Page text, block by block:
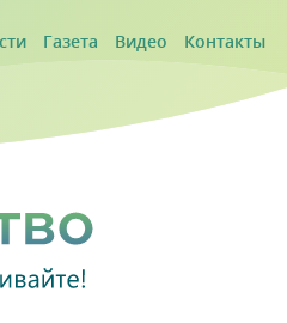
Газета Видео Контакты